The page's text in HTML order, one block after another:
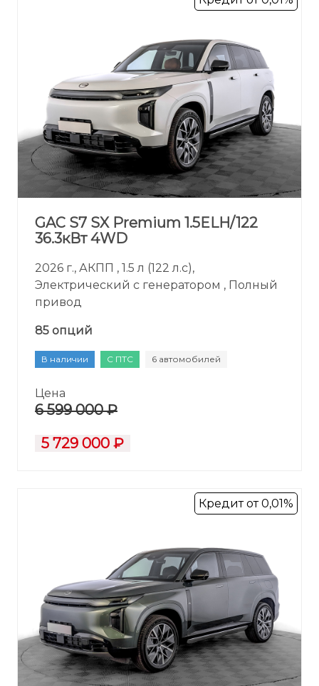
GAC S7 SX Premium 1.5ELH/122
36.3кВт 4WD
2026 г., АКПП , 1.5 л (122 л.с),
Электрический с генератором , Полный
привод
85 опций
В наличии С ПТС 6 автомобилей
Цена
6 599 000 ₽
5 729 000 ₽
Кредит от 0,01%